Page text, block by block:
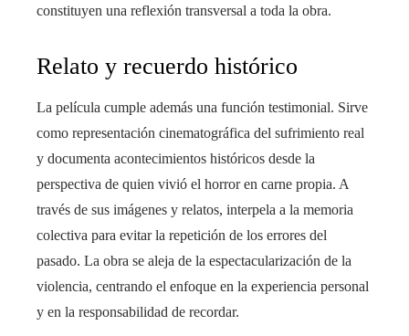
constituyen una reflexión transversal a toda la obra.
Relato y recuerdo histórico
La película cumple además una función testimonial. Sirve
como representación cinematográfica del sufrimiento real
y documenta acontecimientos históricos desde la
perspectiva de quien vivió el horror en carne propia. A
través de sus imágenes y relatos, interpela a la memoria
colectiva para evitar la repetición de los errores del
pasado. La obra se aleja de la espectacularización de la
violencia, centrando el enfoque en la experiencia personal
y en la responsabilidad de recordar.